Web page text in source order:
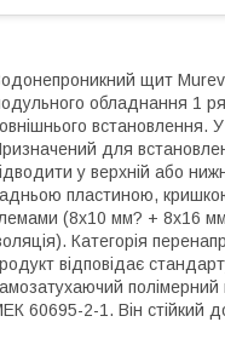
щит
обладнання 1
встановлення.
для
у верхній або
пластиною,
(8x10 мм? + 8x16
Категорія
відповідає
полімерний
60695-2-1. Він стійкий